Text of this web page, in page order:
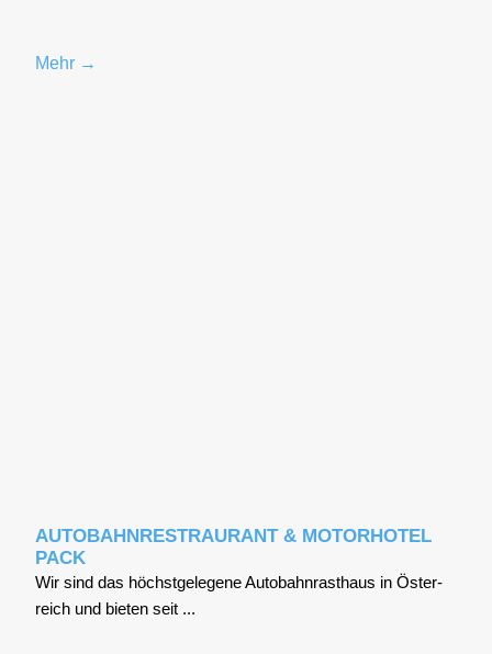
Mehr →
AUTOBAHNRESTRAURANT & MOTORHOTEL
PACK
Wir sind das höchst­ge­le­ge­ne Auto­bahn­r­ast­haus in Öster­
reich und bie­ten seit ...